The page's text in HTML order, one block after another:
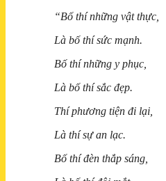
“Bố thí những vật thực,
Là bố thí sức mạnh.
Bố thí những y phục,
Là bố thí sắc đẹp.
Thí phương tiện đi lại,
Là thí sự an lạc.
Bố thí đèn thắp sáng,